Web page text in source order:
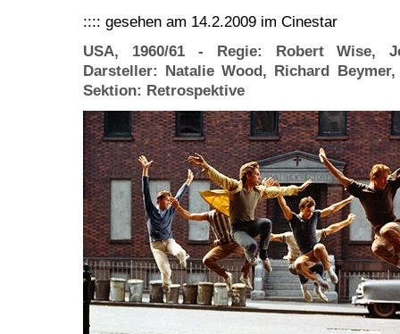
:::: gesehen am 14.2.2009 im Cinestar
USA, 1960/61 - Regie: Robert Wise,
Darsteller: Natalie Wood, Richard
Sektion: Retrospektive